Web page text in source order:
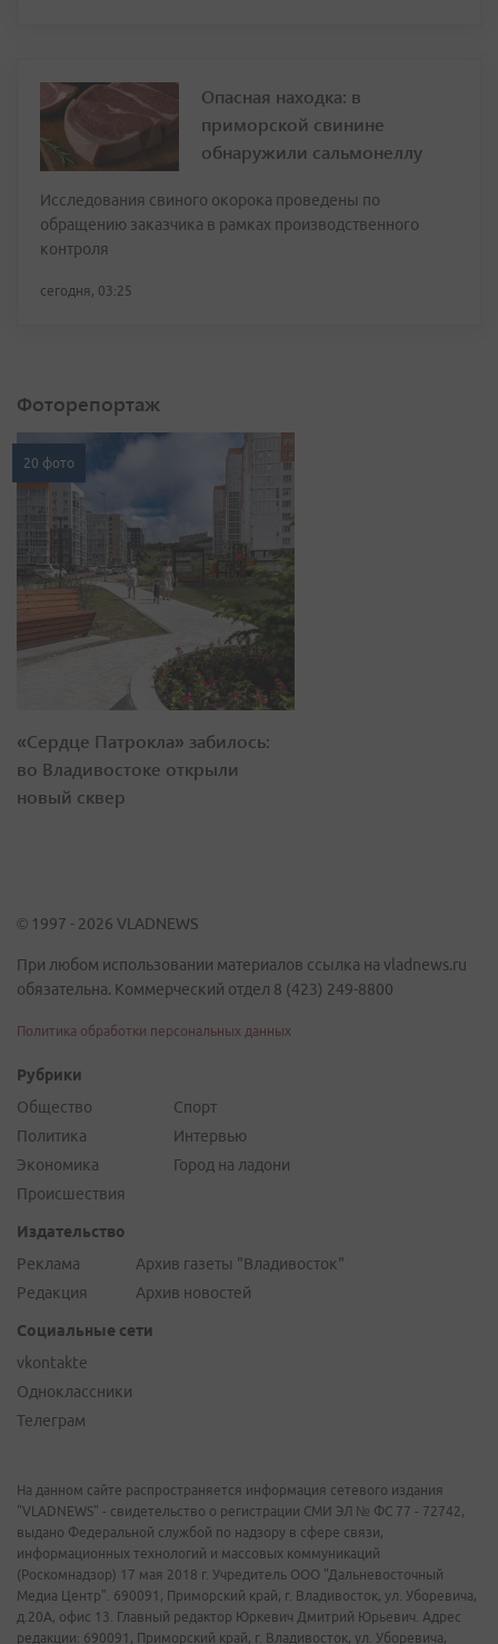
Опасная находка: в
приморской свинине
обнаружили сальмонеллу
Исследования свиного окорока проведены по
обращению заказчика в рамках производственного
контроля
сегодня, 03:25
Фоторепортаж
20 фото
«Сердце Патрокла» забилось:
во Владивостоке открыли
новый сквер
© 1997 - 2026 VLADNEWS
При любом использовании материалов ссылка на vladnews.ru
обязательна. Коммерческий отдел 8 (423) 249-8800
Политика обработки персональных данных
Рубрики
Общество
Политика
Экономика
Происшествия
Спорт
Интервью
Город на ладони
Издательство
Реклама
Редакция
Архив газеты "Владивосток"
Архив новостей
Социальные сети
vkontakte
Одноклассники
Телеграм
На данном сайте распространяется информация сетевого издания
"VLADNEWS" - свидетельство о регистрации СМИ ЭЛ № ФС 77 - 72742,
выдано Федеральной службой по надзору в сфере связи,
информационных технологий и массовых коммуникаций
(Роскомнадзор) 17 мая 2018 г. Учредитель ООО "Дальневосточный
Медиа Центр". 690091, Приморский край, г. Владивосток, ул. Уборевича,
д.20А, офис 13. Главный редактор Юркевич Дмитрий Юрьевич. Адрес
редакции: 690091, Приморский край, г. Владивосток, ул. Уборевича,